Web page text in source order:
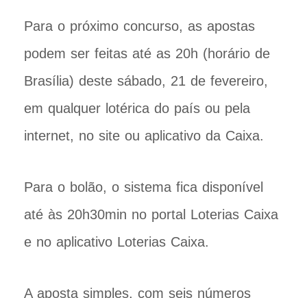
Para o próximo concurso, as apostas
podem ser feitas até as 20h (horário de
Brasília) deste sábado, 21 de fevereiro,
em qualquer lotérica do país ou pela
internet, no site ou aplicativo da Caixa.
Para o bolão, o sistema fica disponível
até às 20h30min no portal Loterias Caixa
e no aplicativo Loterias Caixa.
A aposta simples, com seis números